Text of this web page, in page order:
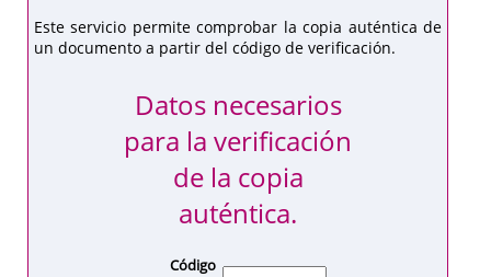
Este servicio permite comprobar la copia auténtica de
un documento a partir del código de verificación.
Datos necesarios
para la verificación
de la copia
auténtica.
Código